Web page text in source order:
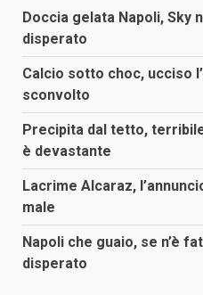
Doccia gelata Napoli, Sky
disperato
Calcio sotto choc, ucciso
sconvolto
Precipita dal tetto,
è devastante
Lacrime Alcaraz,
male
Napoli che guaio, se n’è
disperato